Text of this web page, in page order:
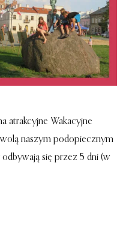
atrakcyjne Wakacyjne
naszym podopiecznym
się przez 5 dni (w